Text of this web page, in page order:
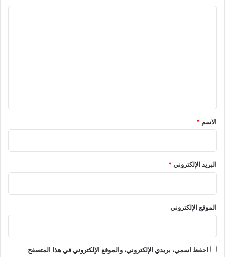
*
الاسم *
البريد الإلكتروني*
الموقع الإلكتروني
احفظ اسمي، بريدي الإلكتروني، والموقع الإلكتروني في هذا المتصفح